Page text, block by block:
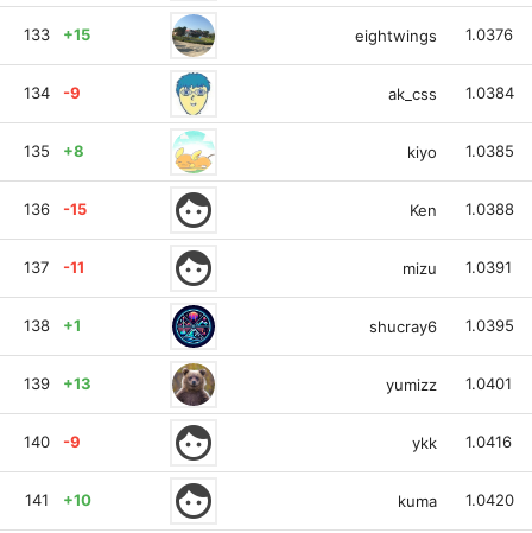
133 +15 eightwings 1.0376
134 -9 ak_css 1.0384
135 +8 kiyo 1.0385
136 -15 face Ken 1.0388
137 -11 face mizu 1.0391
138 +1 shucray6 1.0395
139 +13 yumizz 1.0401
140 -9 face ykk 1.0416
141 +10 face kuma 1.0420